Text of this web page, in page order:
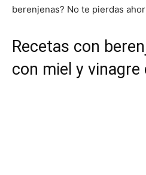
berenjenas? No te pierdas
Recetas con
con miel y vinagre